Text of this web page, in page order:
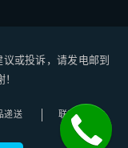
或投诉，请发电邮到
递送
联系我们